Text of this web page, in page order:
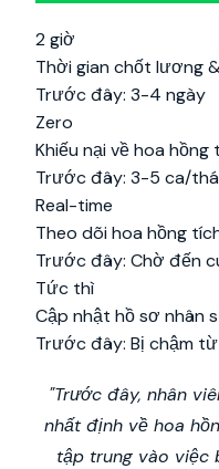
2 giờ
Thời gian chốt lương
Trước đây: 3-4 ngày
Zero
Khiếu nại về hoa hồng
Trước đây: 3-5 ca/
Real-time
Theo dõi hoa hồng
Trước đây: Chờ đến
Tức thì
Cập nhật hồ sơ nhân
Trước đây: Bị chậm
"Trước đây, nhân
nhất định về hoa
tập trung vào việc